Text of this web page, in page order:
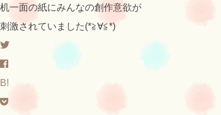
机一面の紙にみんなの創作意欲が
刺激されていました(*≧∀≦*)
B!